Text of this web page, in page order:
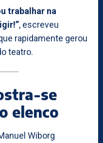
trabalhar na
, escreveu
rapidamente gerou
teatro.
se
elenco
Wiborg